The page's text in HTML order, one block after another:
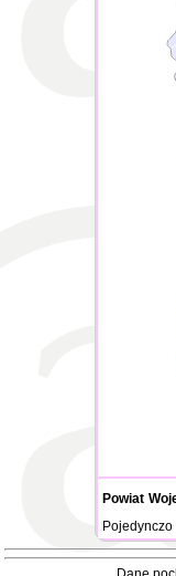
Powiat